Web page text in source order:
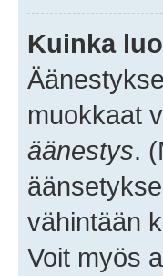
Kuinka
muokkaat
äänestys.
vähintään
Voit myös